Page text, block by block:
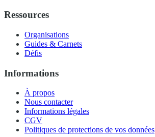
Ressources
Organisations
Guides & Carnets
Défis
Informations
À propos
Nous contacter
Informations légales
CGV
Politiques de protections de vos données